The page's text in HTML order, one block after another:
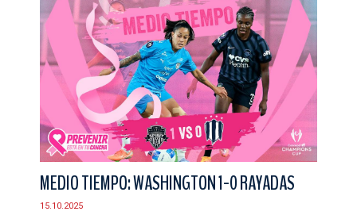
MEDIO TIEMPO: WASHINGTON 1-0 RAYADAS
15.10.2025